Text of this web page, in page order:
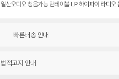
일산오디오 청음가능 턴테이블 LP 하이파이 라디오
빠른배송 안내
법적고지 안내